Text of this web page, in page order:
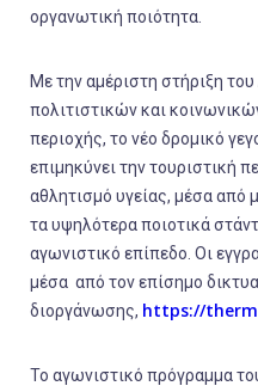
οργανωτική ποιότητα.
Με την αμέριστη στήριξη
πολιτιστικών και
περιοχής, το νέο δρομικό
επιμηκύνει την τουριστική
αθλητισμό υγείας, μέσα από
τα υψηλότερα ποιοτικά
αγωνιστικό επίπεδο. Οι
μέσα από τον επίσημο
διοργάνωσης, https://
Το αγωνιστικό πρόγραμμα